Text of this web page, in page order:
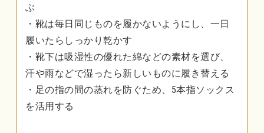
ぶ
・靴は毎日同じものを履かないようにし、一日
履いたらしっかり乾かす
・靴下は吸湿性の優れた綿などの素材を選び、
汗や雨などで湿ったら新しいものに履き替える
・足の指の間の蒸れを防ぐため、5本指ソックス
を活用する